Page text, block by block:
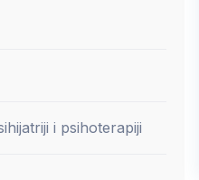
i psihoterapiji